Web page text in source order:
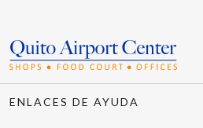
ENLACES DE AYUDA